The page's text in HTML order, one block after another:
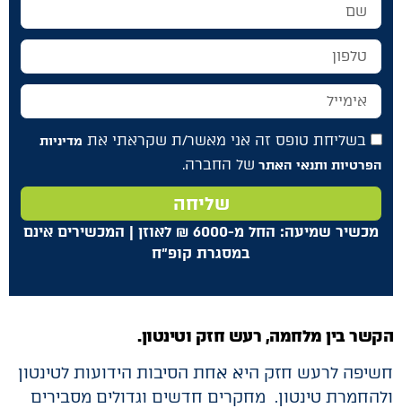
בשליחת טופס זה אני מאשר/ת שקראתי את מדיניות
הפרטיות ותנאי האתר של החברה.
שליחה
מכשיר שמיעה: החל מ-6000 ₪ לאוזן | המכשירים אינם
במסגרת קופ"ח
הקשר בין מלחמה, רעש חזק וטינטון.
חשיפה לרעש חזק היא אחת הסיבות הידועות לטינטון
ולהחמרת טינטון. מחקרים חדשים וגדולים מסבירים